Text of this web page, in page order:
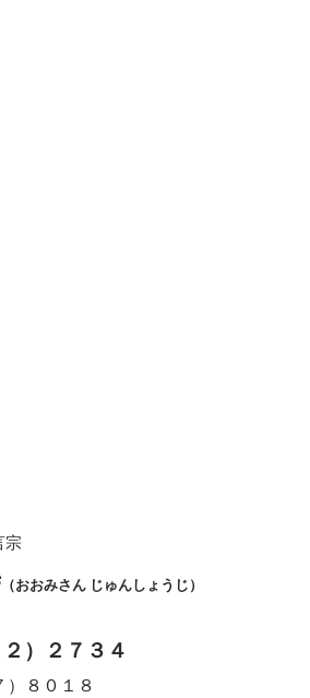
宗
（おおみさん じゅんしょうじ）
）２７３４
８０１８